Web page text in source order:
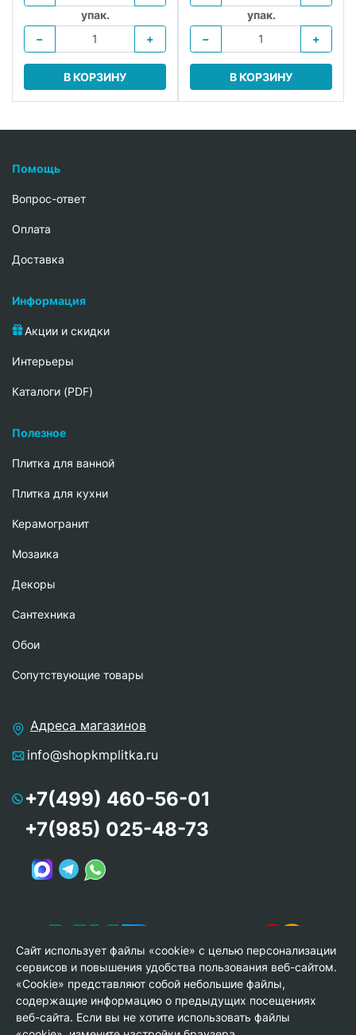
упак.
−
+
В КОРЗИНУ
упак.
−
+
В КОРЗИНУ
Помощь
Вопрос-ответ
Oплата
Доставка
Информация
Акции и скидки
Интерьеры
Каталоги (PDF)
Полезное
Плитка для ванной
Плитка для кухни
Керамогранит
Мозаика
Декоры
Сантехника
Обои
Сопутствующие товары
Адреса магазинов
info@shopkmplitka.ru
+7(499) 460-56-01
+7(985) 025-48-73
© Copyright 2013-2026 KERAMA MARAZZI, ООО «Гамма
Сайт использует файлы «cookie» с целью персонализации
сервисов и повышения удобства пользования веб-сайтом.
«Cookie» представляют собой небольшие файлы,
содержащие информацию о предыдущих посещениях
веб-сайта. Если вы не хотите использовать файлы